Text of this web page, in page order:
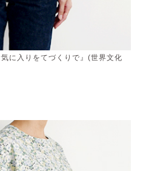
に入りをてづくりで』(世界文化